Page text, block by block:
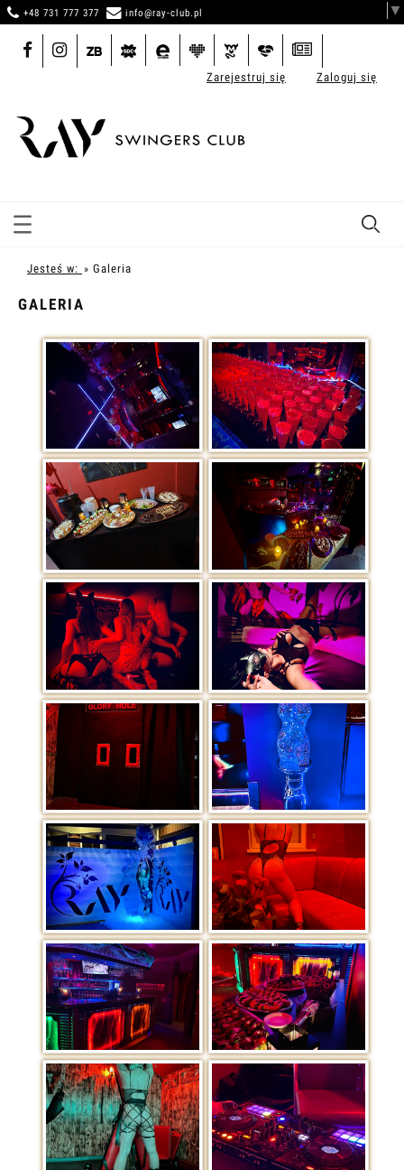
+48 731 777 377 info@ray-club.pl ▼
Zarejestruj się Zaloguj się
Jesteś w: » Galeria
GALERIA